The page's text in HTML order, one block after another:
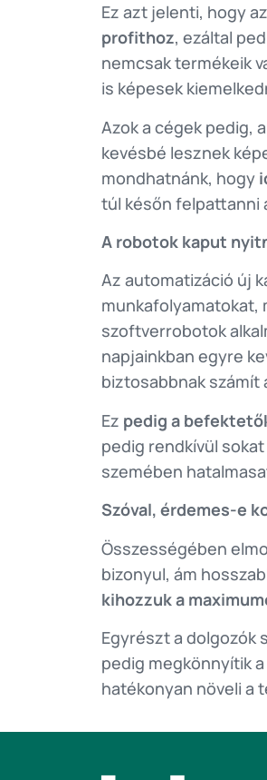
Ez azt jelenti, hogy
profithoz, ezáltal
nemcsak termékeik
is képesek
Azok a cégek pedig,
kevésbé lesznek
mondhatnánk, hogy
túl későn felpattanni
A robotok kaput
Az automatizáció új
munkafolyamatokat,
szoftverrobotok
napjainkban egyre
biztosabbnak számít
Ez pedig a
pedig rendkívül
szemében
Szóval, érdemes-e
Összességében
bizonyul, ám
kihozzuk a
Egyrészt a dolgozók
pedig megkönnyítik
hatékonyan növeli a